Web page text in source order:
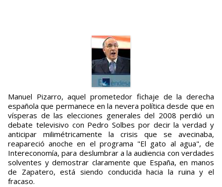
Manuel Pizarro, aquel prometedor fichaje de la derecha
española que permanece en la nevera política desde que en
vísperas de las elecciones generales del 2008 perdió un
debate televisivo con Pedro Solbes por decir la verdad y
anticipar milimétricamente la crisis que se avecinaba,
reapareció anoche en el programa "El gato al agua", de
Intereconomía, para deslumbrar a la audiencia con verdades
solventes y demostrar claramente que España, en manos
de Zapatero, está siendo conducida hacia la ruina y el
fracaso.